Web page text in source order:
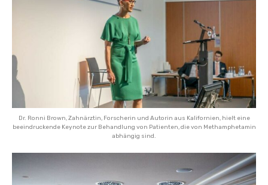
Dr. Ronni Brown, Zahnärztin, Forscherin und Autorin aus Kalifornien, hielt eine
beeindruckende Keynote zur Behandlung von Patienten, die von Methamphetamin
abhängig sind.